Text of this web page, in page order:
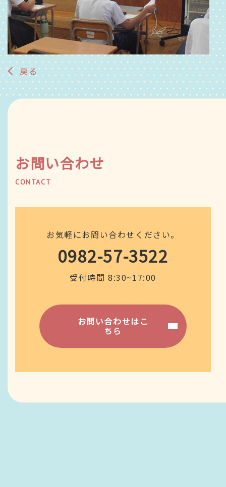
戻る
お問い合わせ
CONTACT
お気軽にお問い合わせください。
0982-57-3522
受付時間 8:30~17:00
お問い合わせはこ
ちら